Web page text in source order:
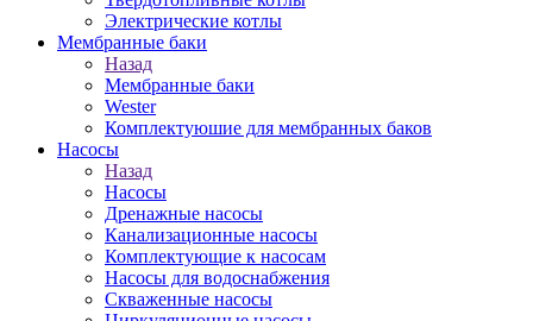
Электрические котлы
Мембранные баки
Назад
Мембранные баки
Wester
Комплектуюшие для мембранных баков
Насосы
Назад
Насосы
Дренажные насосы
Канализационные насосы
Комплектующие к насосам
Насосы для водоснабжения
Скваженные насосы